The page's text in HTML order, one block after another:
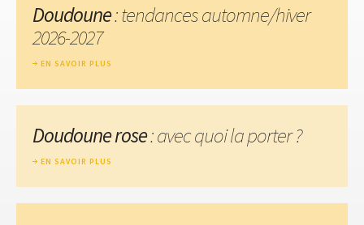
Doudoune: tendances automne/hiver
2026-2027
EN SAVOIR PLUS
Doudoune rose: avec quoi la porter ?
EN SAVOIR PLUS